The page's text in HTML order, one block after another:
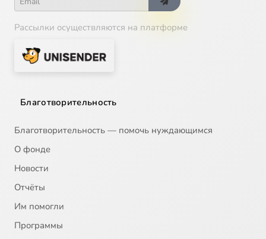
Рассылки осуществляются на платформе
Благотворительность
Благотворительность — помочь нуждающимся
О фонде
Новости
Отчёты
Им помогли
Программы